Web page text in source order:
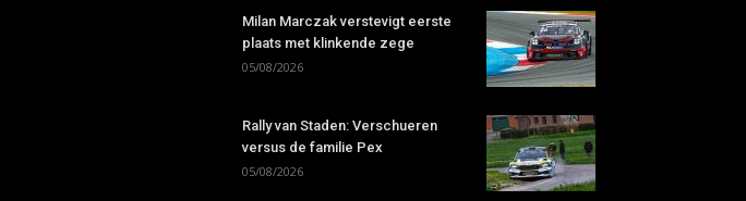
Milan Marczak verstevigt eerste
plaats met klinkende zege
05/08/2026
Rally van Staden: Verschueren
versus de familie Pex
05/08/2026